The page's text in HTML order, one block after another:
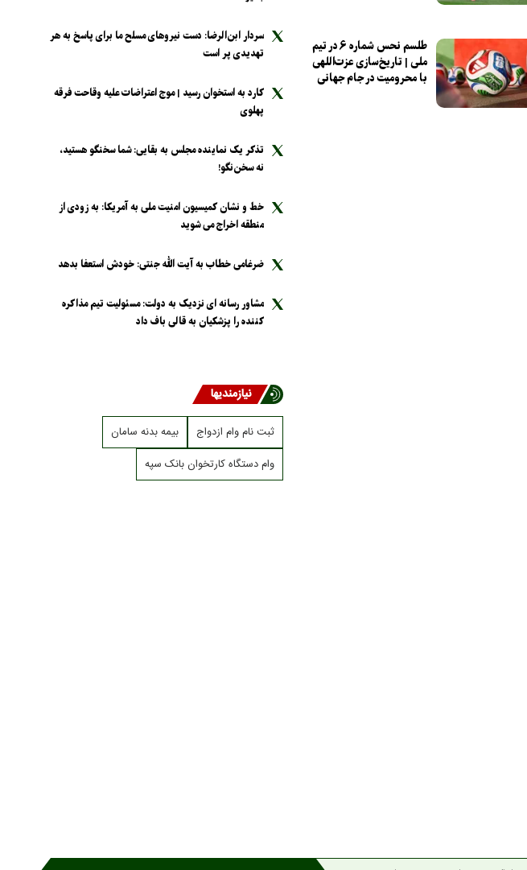
طلسم نحس شماره ۶ در تیم
ملی | تاریخ‌سازی عزت‌اللهی
با محرومیت در جام جهانی
سردار ابن‌الرضا: دست نیرو‌های مسلح ما برای پاسخ به هر
تهدیدی پر است
کارد به استخوان رسید | موج اعتراضات علیه وقاحت فرقه
پهلوی
تذکر یک نماینده مجلس به بقایی: شما سخنگو هستید،
نه سخن‌نگو!
خط و نشان کمیسیون امنیت ملی به آمریکا: به زودی از
منطقه اخراج می شوید
ضرغامی خطاب به آیت الله جنتی: خودش استعفا بدهد
مشاور رسانه ای نزدیک به دولت: مسئولیت تیم مذاکره
کننده را پزشکیان به قالی باف داد
نیازمندیها
ثبت نام وام ازدواج
بیمه بدنه سامان
وام دستگاه کارتخوان بانک سپه